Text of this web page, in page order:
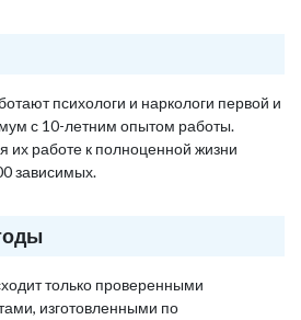
психологи и наркологи первой и
с 10-летним опытом работы.
их работе к полноценной жизни
зависимых.
только проверенными
изготовленными по